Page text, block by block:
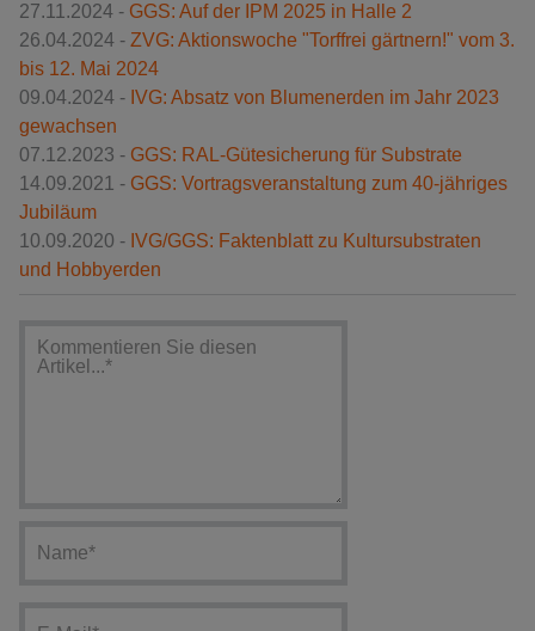
27.11.2024 - GGS: Auf der IPM 2025 in Halle 2
26.04.2024 - ZVG: Aktionswoche "Torffrei gärtnern!" vom 3.
bis 12. Mai 2024
09.04.2024 - IVG: Absatz von Blumenerden im Jahr 2023
gewachsen
07.12.2023 - GGS: RAL-Gütesicherung für Substrate
14.09.2021 - GGS: Vortragsveranstaltung zum 40-jähriges
Jubiläum
10.09.2020 - IVG/GGS: Faktenblatt zu Kultursubstraten
und Hobbyerden